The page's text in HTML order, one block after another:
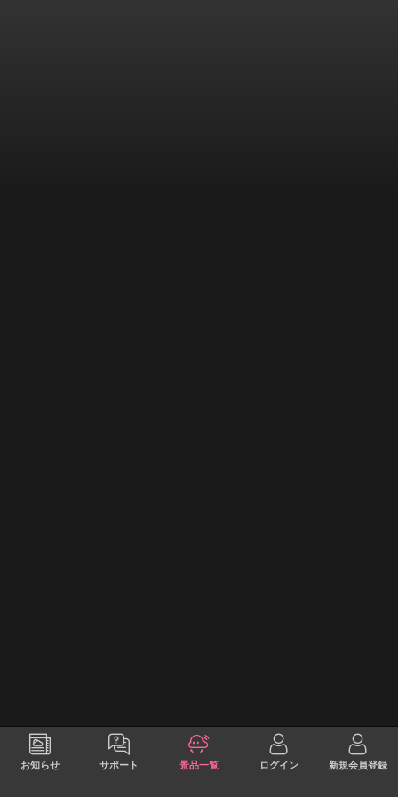
お知らせ サポート 景品一覧 ログイン 新規会員登録